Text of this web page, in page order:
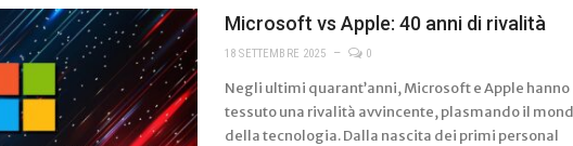
Microsoft vs Apple: 40 anni di rivalità
18 SETTEMBRE 2025 0
Negli ultimi quarant’anni, Microsoft e Apple hanno
tessuto una rivalità avvincente, plasmando il
della tecnologia. Dalla nascita dei primi personal